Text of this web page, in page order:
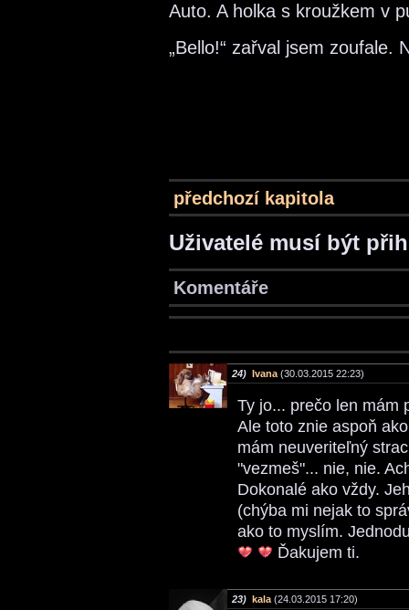
Auto. A holka s kroužkem v
„Bello!“ zařval jsem zoufale.
předchozí kapitola
Uživatelé musí být
Komentáře
24) Ivana (30.03.2015 22:23)
Ty jo... prečo len mám
Ale toto znie aspoň
mám neuveriteľný
"vezmeš"... nie, nie.
Dokonalé ako vždy.
(chýba mi nejak to
ako to myslím.
Ďakujem ti.
23) kala (24.03.2015 17:20)